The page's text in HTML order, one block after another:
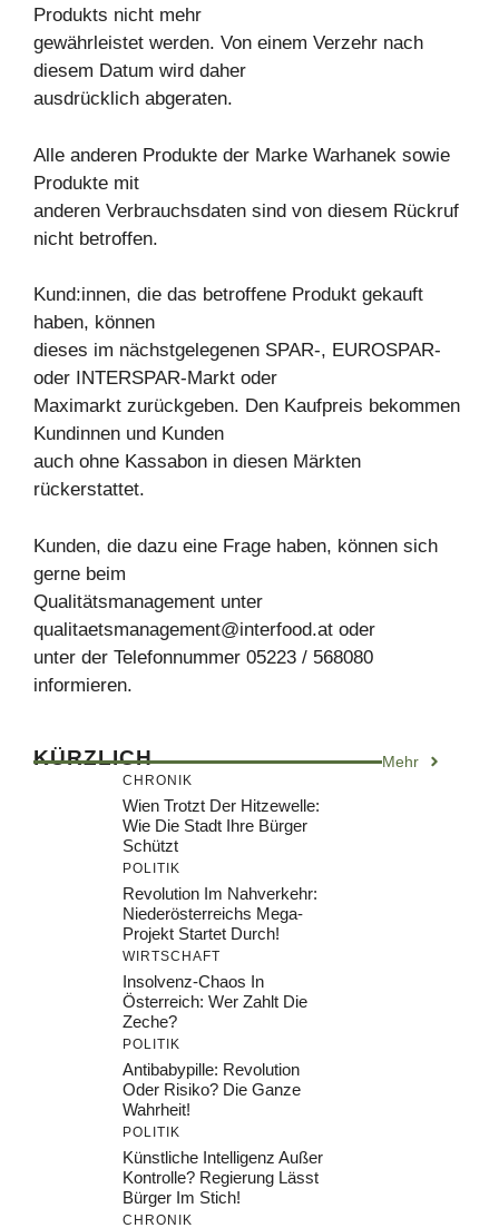
Produkts nicht mehr
gewährleistet werden. Von einem Verzehr nach
diesem Datum wird daher
ausdrücklich abgeraten.
Alle anderen Produkte der Marke Warhanek sowie
Produkte mit
anderen Verbrauchsdaten sind von diesem Rückruf
nicht betroffen.
Kund:innen, die das betroffene Produkt gekauft
haben, können
dieses im nächstgelegenen SPAR-, EUROSPAR-
oder INTERSPAR-Markt oder
Maximarkt zurückgeben. Den Kaufpreis bekommen
Kundinnen und Kunden
auch ohne Kassabon in diesen Märkten
rückerstattet.
Kunden, die dazu eine Frage haben, können sich
gerne beim
Qualitätsmanagement unter
qualitaetsmanagement@interfood.at oder
unter der Telefonnummer 05223 / 568080
informieren.
KÜRZLICH Mehr
CHRONIK
Wien Trotzt Der Hitzewelle:
Wie Die Stadt Ihre Bürger
Schützt
POLITIK
Revolution Im Nahverkehr:
Niederösterreichs Mega-
Projekt Startet Durch!
WIRTSCHAFT
Insolvenz-Chaos In
Österreich: Wer Zahlt Die
Zeche?
POLITIK
Antibabypille: Revolution
Oder Risiko? Die Ganze
Wahrheit!
POLITIK
Künstliche Intelligenz Außer
Kontrolle? Regierung Lässt
Bürger Im Stich!
CHRONIK